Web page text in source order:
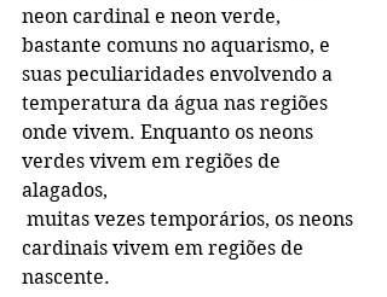
neon cardinal e neon verde,
bastante comuns no aquarismo, e
suas peculiaridades envolvendo a
temperatura da água nas regiões
onde vivem. Enquanto os neons
verdes vivem em regiões de
alagados,
cardinais vivem em regiões de
nascente.